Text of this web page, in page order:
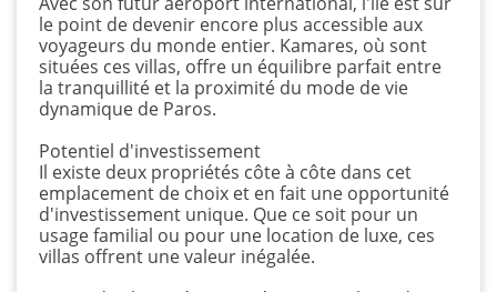
le point de devenir encore plus accessible aux
voyageurs du monde entier. Kamares, où sont
situées ces villas, offre un équilibre parfait entre
la tranquillité et la proximité du mode de vie
dynamique de Paros.
Potentiel d'investissement
Il existe deux propriétés côte à côte dans cet
emplacement de choix et en fait une opportunité
d'investissement unique. Que ce soit pour un
usage familial ou pour une location de luxe, ces
villas offrent une valeur inégalée.